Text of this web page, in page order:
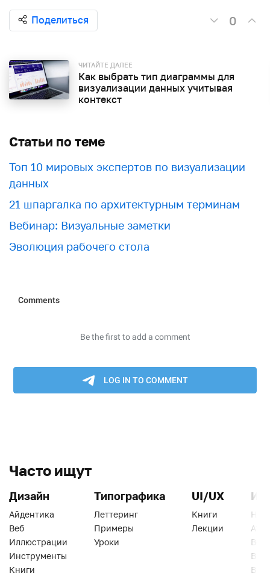
Поделиться 0
ЧИТАЙТЕ ДАЛЕЕ
Как выбрать тип диаграммы для
визуализации данных учитывая
контекст
Статьи по теме
Топ 10 мировых экспертов по визуализации
данных
21 шпаргалка по архитектурным терминам
Вебинар: Визуальные заметки
Эволюция рабочего стола
Часто ищут
Дизайн
Айдентика
Веб
Иллюстрации
Инструменты
Книги
Типографика
Леттеринг
Примеры
Уроки
UI/UX
Книги
Лекции
Веб